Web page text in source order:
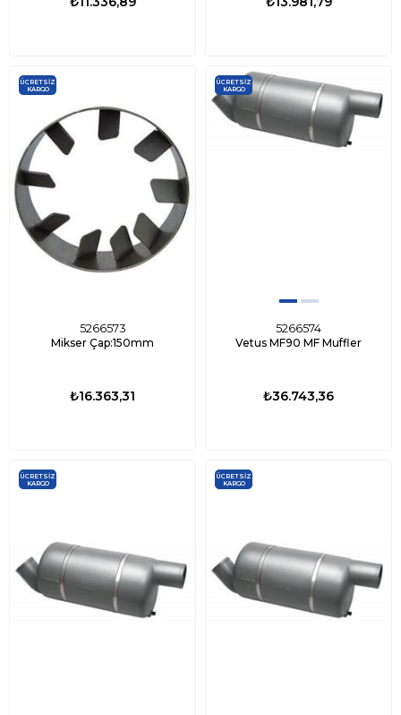
5266573
Mikser Çap:150mm
₺16.363,31
ÜCRETSIZ
KARGO
5266574
Vetus MF90 MF Muffler
₺36.743,36
ÜCRETSIZ
KARGO
ÜCRETSIZ
KARGO
ÜCRETSIZ
KARGO